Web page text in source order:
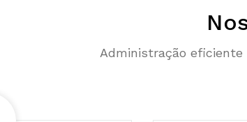
Administração